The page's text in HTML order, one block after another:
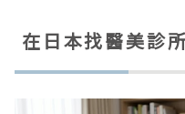
在日本找醫美診